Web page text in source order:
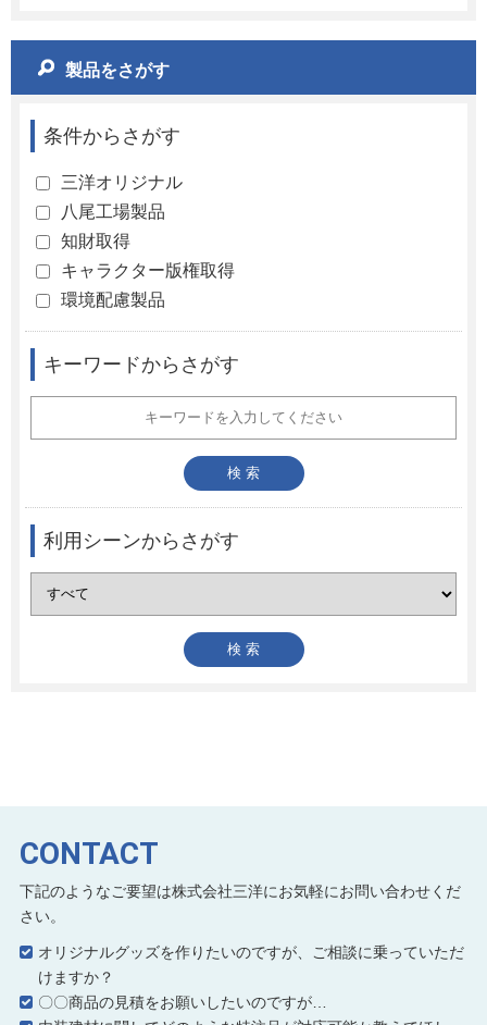
製品をさがす
条件からさがす
三洋オリジナル
八尾工場製品
知財取得
キャラクター版権取得
環境配慮製品
キーワードからさがす
利用シーンからさがす
CONTACT
下記のようなご要望は株式会社三洋にお気軽にお問い合わせくだ
さい。
オリジナルグッズを作りたいのですが、ご相談に乗っていただ
けますか？
〇〇商品の見積をお願いしたいのですが…